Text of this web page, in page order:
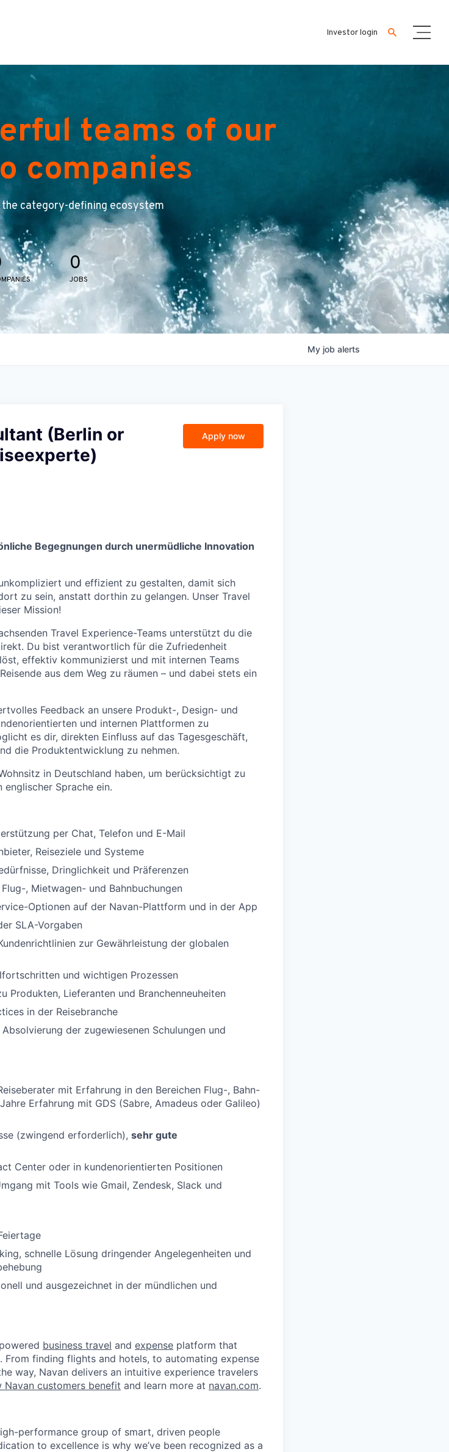
Investor login
teams of our
companies
category-defining ecosystem
0
JOBS
My job alerts
(Berlin or
Apply now
Begegnungen durch unermüdliche Innovation
und effizient zu gestalten, damit sich
zu sein, anstatt dorthin zu gelangen. Unser Travel
Mission!
Travel Experience-Teams unterstützt du die
Du bist verantwortlich für die Zufriedenheit
effektiv kommunizierst und mit internen Teams
aus dem Weg zu räumen – und dabei stets ein
Feedback an unsere Produkt-, Design- und
und internen Plattformen zu
es dir, direkten Einfluss auf das Tagesgeschäft,
die Produktentwicklung zu nehmen.
in Deutschland haben, um berücksichtigt zu
Sprache ein.
per Chat, Telefon und E-Mail
Reiseziele und Systeme
Dringlichkeit und Präferenzen
, Mietwagen- und Bahnbuchungen
Optionen auf der Navan-Plattform und in der App
SLA-Vorgaben
zur Gewährleistung der globalen
und wichtigen Prozessen
Produkten, Lieferanten und Branchenneuheiten
in der Reisebranche
der zugewiesenen Schulungen und
mit Erfahrung in den Bereichen Flug-, Bahn-
Erfahrung mit GDS (Sabre, Amadeus oder Galileo)
(zwingend erforderlich), sehr gute
Center oder in kundenorientierten Positionen
mit Tools wie Gmail, Zendesk, Slack und
schnelle Lösung dringender Angelegenheiten und
und ausgezeichnet in der mündlichen und
business travel and expense platform that
finding flights and hotels, to automating expense
way, Navan delivers an intuitive experience travelers
Navan customers benefit and learn more at navan.com.
performance group of smart, driven people
to excellence is why we’ve been recognized as a